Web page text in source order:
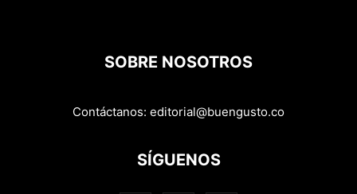
SOBRE NOSOTROS
Contáctanos: editorial@buengusto.co
SÍGUENOS